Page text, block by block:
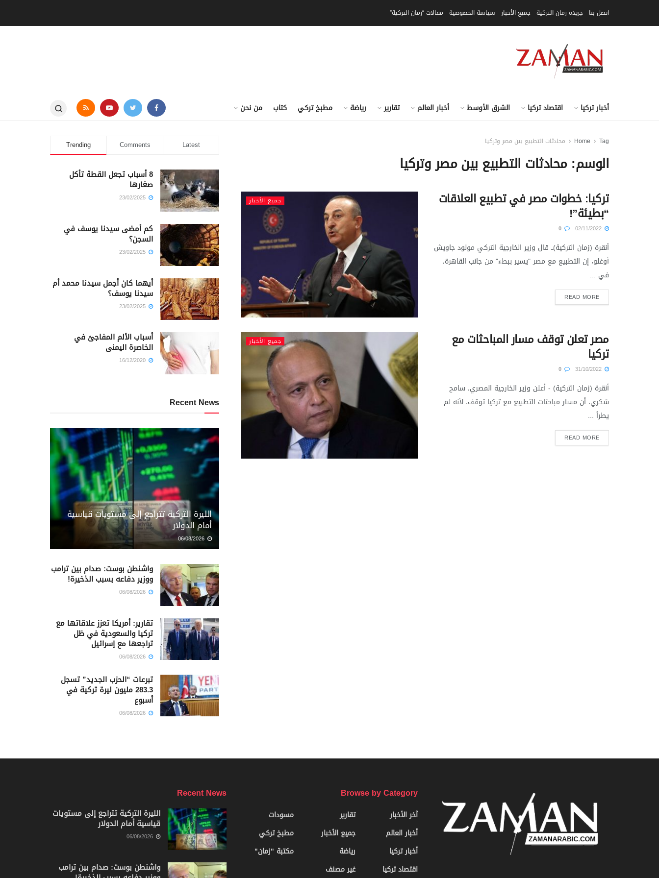
اتصل بنا جريدة زمان التركية جميع الأخبار سياسة الخصوصية مقالات “زمان التركية”
أخبار تركيا اقتصاد تركيا الشرق الأوسط أخبار العالم تقارير رياضة مطبخ تركي كتاب من نحن
Home Tag محادثات التطبيع بين مصر وتركيا
الوسم:محادثات التطبيع بين مصر وتركيا
جميع الأخبار تركيا: خطوات مصر في تطبيع العلاقات
“بطيئة”!
أنقرة (زمان التركية)ــ قال وزير الخارجية التركي مولود جاويش
أوغلو، إن التطبيع مع مصر "يسير ببطء" من جانب القاهرة،
في ...
READ MORE
جميع الأخبار مصر تعلن توقف مسار المباحثات مع
تركيا
أنقرة (زمان التركية) - أعلن وزير الخارجية المصري، سامح
شكري، أن مسار مباحثات التطبيع مع تركيا توقف، لأنه لم
يطرأ ...
READ MORE
Trending Comments Latest
8 أسباب تجعل القطة تأكل
صغارها
كم أمضى سيدنا يوسف في
السجن؟
أيهما كان أجمل سيدنا محمد أم
سيدنا يوسف؟
أسباب الألم المفاجئ في
الخاصرة اليمنى
Recent News
الليرة التركية تتراجع إلى مستويات قياسية
أمام الدولار
واشنطن بوست: صدام بين ترامب
ووزير دفاعه بسبب الذخيرة!
تقارير: أمريكا تعزز علاقاتها مع
تركيا والسعودية في ظل
تراجعها مع إسرائيل
تبرعات “الحزب الجديد” تسجل
283.3 مليون ليرة تركية في
أسبوع
Browse by Category
آخر الأخبار
أخبار العالم
أخبار تركيا
اقتصاد تركيا
تقارير
جميع الأخبار
رياضة
غير مصنف
مسودات
مطبخ تركي
مكتبة "زمان"
Recent News
الليرة التركية تتراجع إلى مستويات
قياسية أمام الدولار
واشنطن بوست: صدام بين ترامب